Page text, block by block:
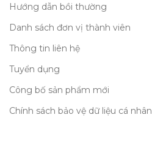
Hướng dẫn bồi thường
Danh sách đơn vị thành viên
Thông tin liên hệ
Tuyển dụng
Công bố sản phẩm mới
Chính sách bảo vệ dữ liệu cá nhân